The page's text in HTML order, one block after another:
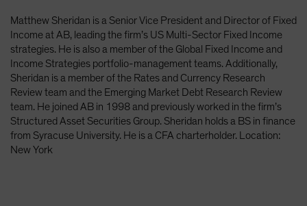
Japan - 日本
Latin America
Luxembourg and Other EMEA
Netherlands
New Zealand
Norway
Other Asia-Pacific
Matthew Sheridan is a Senior Vice President and Director of Fixed
Income at AB, leading the firm’s US Multi-Sector Fixed Income
strategies. He is also a member of the Global Fixed Income and
Income Strategies portfolio-management teams. Additionally,
Sheridan is a member of the Rates and Currency Research
Review team and the Emerging Market Debt Research Review
team. He joined AB in 1998 and previously worked in the firm’s
Structured Asset Securities Group. Sheridan holds a BS in finance
from Syracuse University. He is a CFA charterholder. Location:
New York